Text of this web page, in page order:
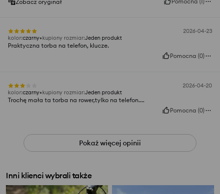
Zobacz oryginał
2026-04-23
kolor:czarny kupiony rozmiar:Jeden produkt
Praktyczna torba na telefon, klucze.
Pomocna (0)
2026-04-20
kolor:czarny kupiony rozmiar:Jeden produkt
Trochę mała ta torba na rower,tylko na telefon....
Pomocna (0)
Pokaż więcej opinii
Inni klienci wybrali także